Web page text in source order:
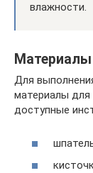
влажности.
Материалы
Для
материалы для
доступные